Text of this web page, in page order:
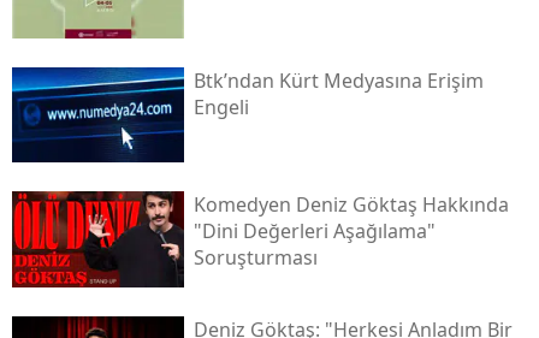
Btk’ndan Kürt Medyasına Erişim
Engeli
Komedyen Deniz Göktaş Hakkında
"dini Değerleri Aşağılama"
Soruşturması
Deniz Göktaş: "herkesi Anladım Bir